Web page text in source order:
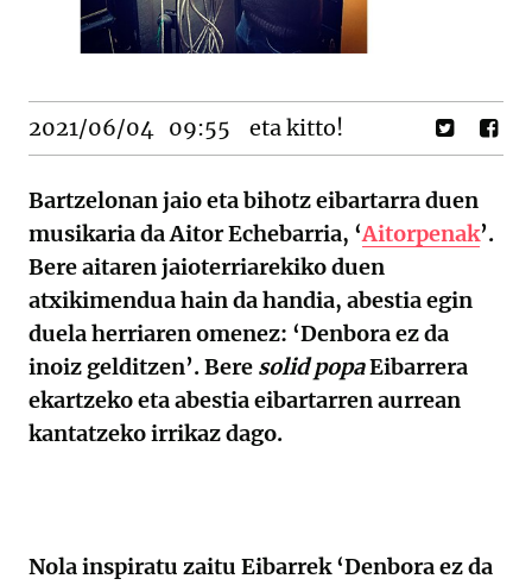
2021/06/04 09:55 eta kitto!
Bartzelonan jaio eta bihotz eibartarra duen
musikaria da Aitor Echebarria, ‘Aitorpenak’.
Bere aitaren jaioterriarekiko duen
atxikimendua hain da handia, abestia egin
duela herriaren omenez: ‘Denbora ez da
inoiz gelditzen’. Bere solid popaEibarrera
ekartzeko eta abestia eibartarren aurrean
kantatzeko irrikaz dago.
Nola inspiratu zaitu Eibarrek ‘Denbora ez da